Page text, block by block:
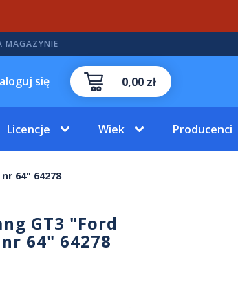
MAGAZYNIE
0,00 zł
się
Licencje Wiek Producenci
64" 64278
GT3 "Ford
64" 64278